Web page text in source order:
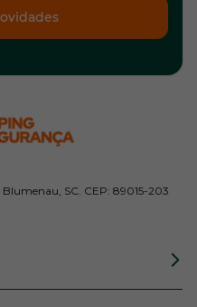
SC. CEP: 89015-203